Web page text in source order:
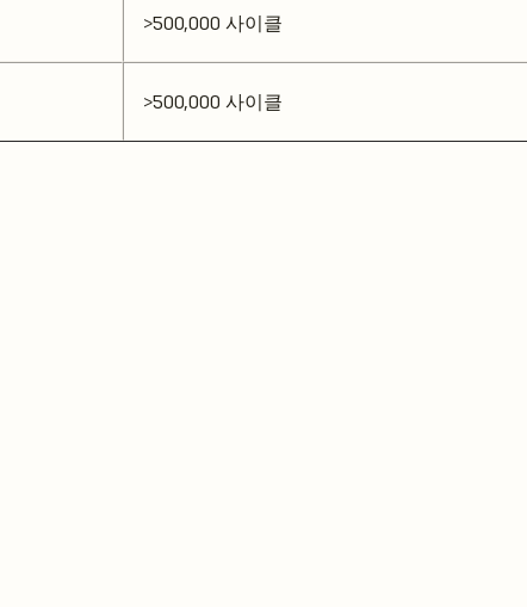
>500,000 사이클
>500,000 사이클